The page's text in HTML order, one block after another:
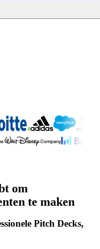
om
te maken
Pitch Decks,